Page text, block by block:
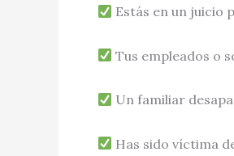
Estás en un juicio
Tus empleados o
Un familiar
Has sido víctima